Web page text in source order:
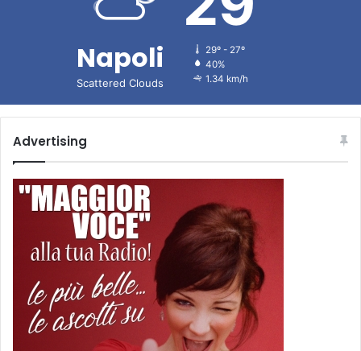
Napoli
Scattered Clouds
29º - 27º
40%
1.34 km/h
Advertising